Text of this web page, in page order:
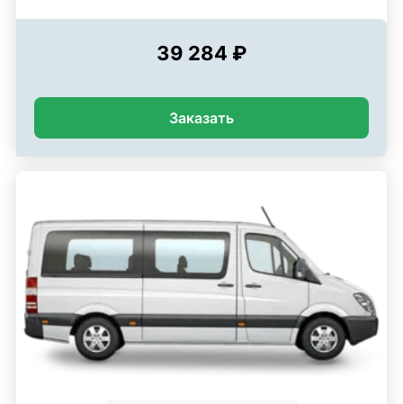
39 284 ₽
Заказать